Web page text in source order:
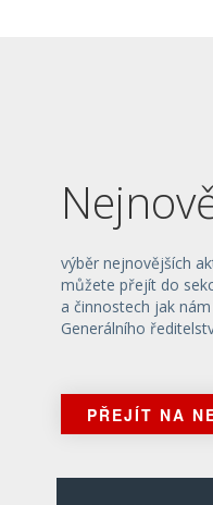
výběr nejnovějších
můžete přejít do
a činnostech jak
Generálního
PŘEJÍT NA